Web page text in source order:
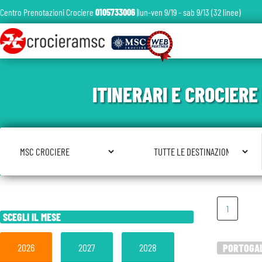
1
SCEGLI IL MESE
2026 2027 2028
ITINERARI E
Centro Prenotazioni Crociere 0105733006|lun-ven 9/19 - sab 9/13 (32 linee)